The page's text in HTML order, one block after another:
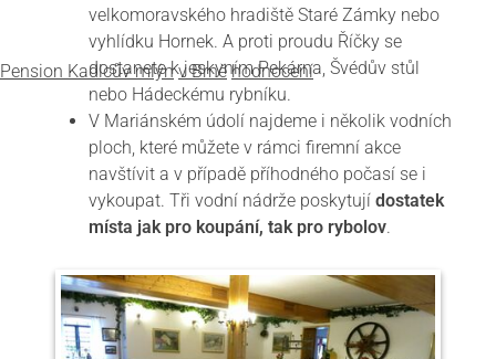
Pension Kadlcův mlýn v Brně hodnocení
velkomoravského hradiště Staré Zámky nebo
vyhlídku Hornek. A proti proudu Říčky se
dostanete k jeskyním Pekárna, Švédův stůl
nebo Hádeckému rybníku.
V Mariánském údolí najdeme i několik vodních
ploch, které můžete v rámci firemní akce
navštívit a v případě příhodného počasí se i
vykoupat. Tři vodní nádrže poskytují dostatek
místa jak pro koupání, tak pro rybolov.